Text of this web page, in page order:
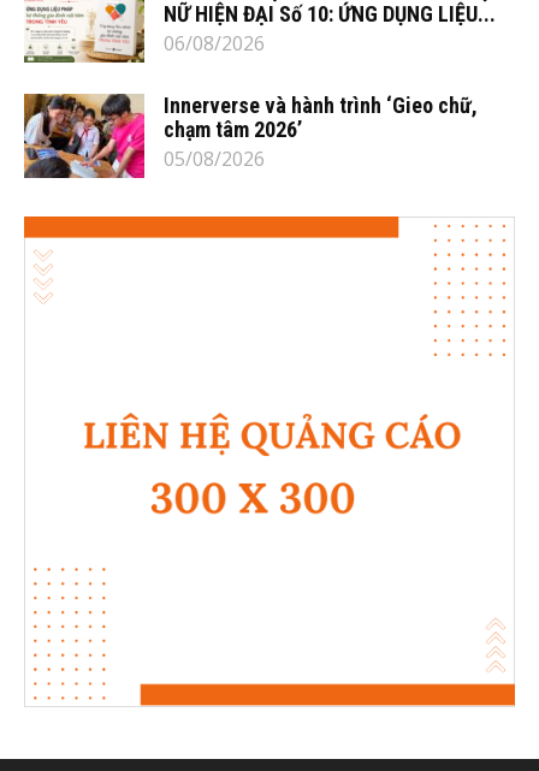
NỮ HIỆN ĐẠI Số 10: ỨNG DỤNG LIỆU...
06/08/2026
Innerverse và hành trình ‘Gieo chữ,
chạm tâm 2026’
05/08/2026